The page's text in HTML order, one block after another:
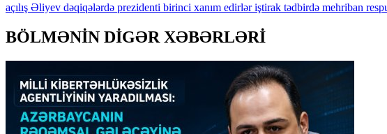
açılış Əliyev dəqiqələrdə prezidenti birinci xanım edirləriştirak tədbirdə mehriban
BÖLMƏNİN DİGƏR XƏBƏRLƏRİ